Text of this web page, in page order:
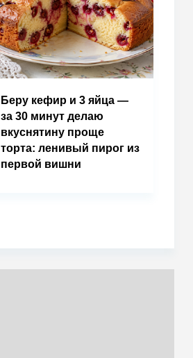
Беру кефир и 3 яйца —
за 30 минут делаю
вкуснятину проще
торта: ленивый пирог из
первой вишни